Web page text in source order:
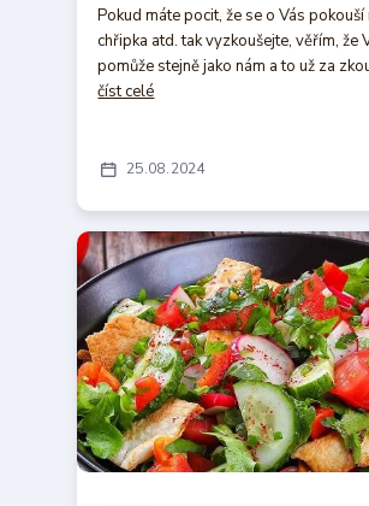
25 08 2024
Pokud máte pocit, že se o Vás pokouší
chřipka atd. tak vyzkoušejte, věřím, že
pomůže stejně jako nám a to už za
číst celé